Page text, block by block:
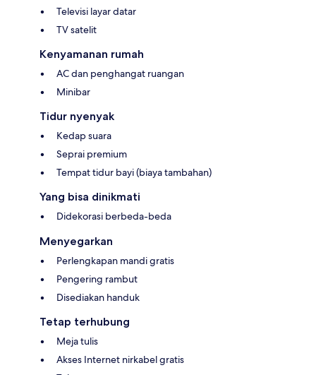
Televisi layar datar
TV satelit
Kenyamanan rumah
AC dan penghangat ruangan
Minibar
Tidur nyenyak
Kedap suara
Seprai premium
Tempat tidur bayi (biaya tambahan)
Yang bisa dinikmati
Didekorasi berbeda-beda
Menyegarkan
Perlengkapan mandi gratis
Pengering rambut
Disediakan handuk
Tetap terhubung
Meja tulis
Akses Internet nirkabel gratis